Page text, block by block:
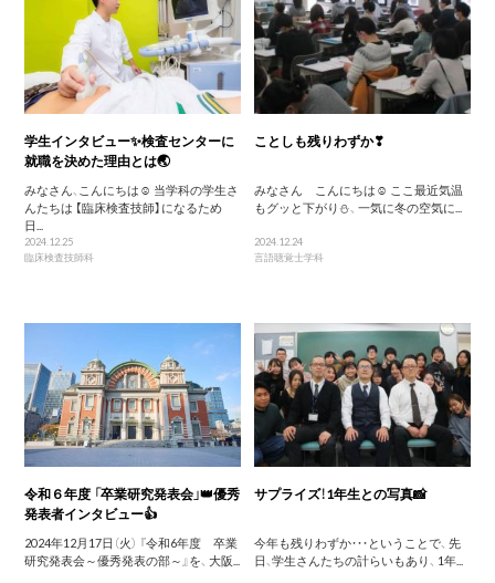
学生インタビュー✨検査センターに
就職を決めた理由とは🌏
みなさん、こんにちは☺ 当学科の学生さ
んたちは 【臨床検査技師】になるため
日...
2024.12.25
臨床検査技師科
ことしも残りわずか❣
みなさん こんにちは☺ ここ最近気温
もグッと下がり⛄、 一気に冬の空気に...
2024.12.24
言語聴覚士学科
令和６年度 「卒業研究発表会」👑優秀
発表者インタビュー👍
2024年12月17日（火） 『令和6年度 卒業
研究発表会～優秀発表の部～』を、 大阪...
サプライズ！1年生との写真📸
今年も残りわずか・・・ということで、 先
日、学生さんたちの計らいもあり、 1年...